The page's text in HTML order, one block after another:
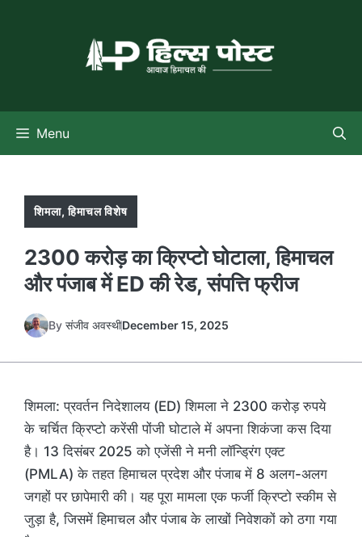
Menu
शिमला,हिमाचल विशेष
2300 करोड़ का क्रिप्टो घोटाला, हिमाचल
और पंजाब में ED की रेड, संपत्ति फ्रीज
By संजीव अवस्थीDecember 15, 2025
शिमला: प्रवर्तन निदेशालय (ED) शिमला ने 2300 करोड़ रुपये
के चर्चित क्रिप्टो करेंसी पोंजी घोटाले में अपना शिकंजा कस दिया
है। 13 दिसंबर 2025 को एजेंसी ने मनी लॉन्ड्रिंग एक्ट
(PMLA) के तहत हिमाचल प्रदेश और पंजाब में 8 अलग-अलग
जगहों पर छापेमारी की। यह पूरा मामला एक फर्जी क्रिप्टो स्कीम से
जुड़ा है, जिसमें हिमाचल और पंजाब के लाखों निवेशकों को ठगा गया